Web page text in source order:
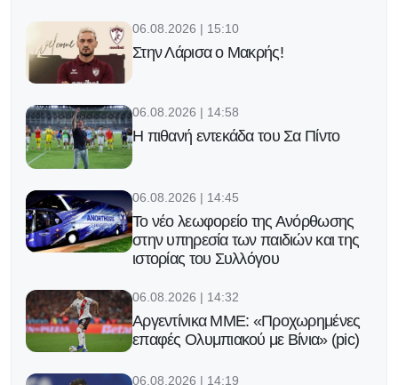
06.08.2026 | 15:10
Στην Λάρισα ο Μακρής!
06.08.2026 | 14:58
Η πιθανή εντεκάδα του Σα Πίντο
06.08.2026 | 14:45
Το νέο λεωφορείο της Ανόρθωσης
στην υπηρεσία των παιδιών και της
ιστορίας του Συλλόγου
06.08.2026 | 14:32
Αργεντίνικα ΜΜΕ: «Προχωρημένες
επαφές Ολυμπιακού με Βίνια» (pic)
06.08.2026 | 14:19